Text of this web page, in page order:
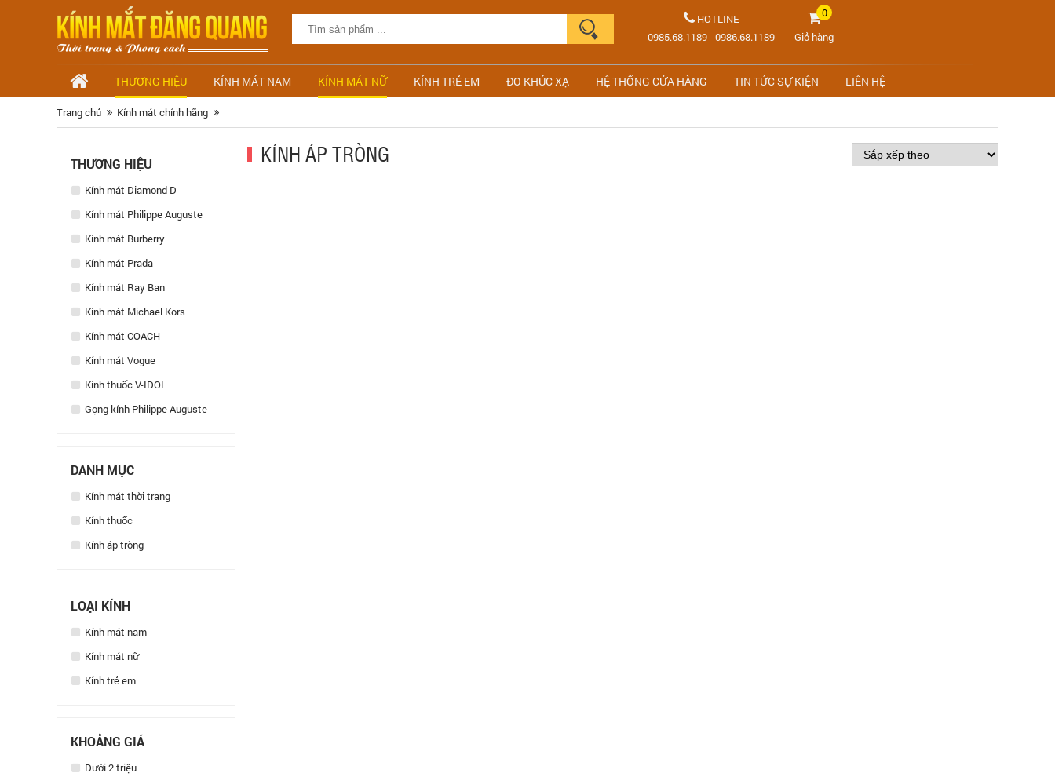
HOTLINE
0985.68.1189-0986.68.1189
0
Giỏ hàng
THƯƠNG HIỆU KÍNH MÁT NAM KÍNH MÁT NỮ KÍNH TRẺ EM ĐO KHÚC XẠ HỆ THỐNG CỬA HÀNG TIN TỨC SỰ KIỆN LIÊN HỆ
Trang chủ Kính mát chính hãng
THƯƠNG HIỆU
Kính mát Diamond D
Kính mát Philippe Auguste
Kính mát Burberry
Kính mát Prada
Kính mát Ray Ban
Kính mát Michael Kors
Kính mát COACH
Kính mát Vogue
Kính thuốc V-IDOL
Gọng kính Philippe Auguste
DANH MỤC
Kính mát thời trang
Kính thuốc
Kính áp tròng
LOẠI KÍNH
Kính mát nam
Kính mát nữ
Kính trẻ em
KHOẢNG GIÁ
Dưới 2 triệu
KÍNH ÁP TRÒNG